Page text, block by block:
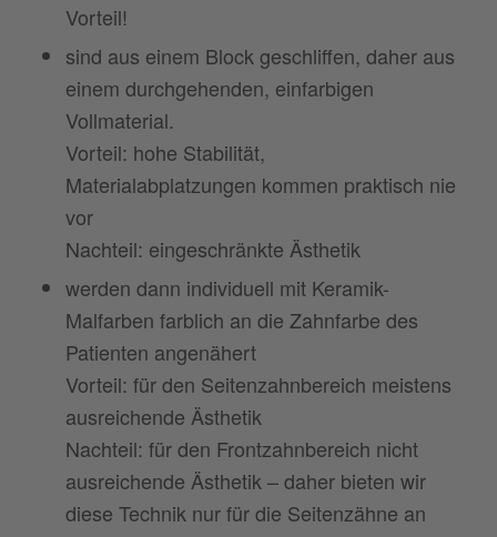
Vorteil!
sind aus einem Block geschliffen, daher aus
einem durchgehenden, einfarbigen
Vollmaterial.
Vorteil: hohe Stabilität,
Materialabplatzungen kommen praktisch nie
vor
Nachteil: eingeschränkte Ästhetik
werden dann individuell mit Keramik-
Malfarben farblich an die Zahnfarbe des
Patienten angenähert
Vorteil: für den Seitenzahnbereich meistens
ausreichende Ästhetik
Nachteil: für den Frontzahnbereich nicht
ausreichende Ästhetik – daher bieten wir
diese Technik nur für die Seitenzähne an